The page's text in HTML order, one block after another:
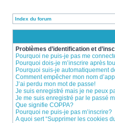
Index du forum
Problèmes d’identification et
Pourquoi ne puis-je pas me
Pourquoi dois-je m’inscrire après
Pourquoi suis-je automatiquement
Comment empêcher mon nom
J’ai perdu mon mot de passe!
Je suis enregistré mais je ne peux
Je me suis enregistré par le passé
Que signifie COPPA?
Pourquoi ne puis-je pas m’inscrire?
A quoi sert “Supprimer les cookies